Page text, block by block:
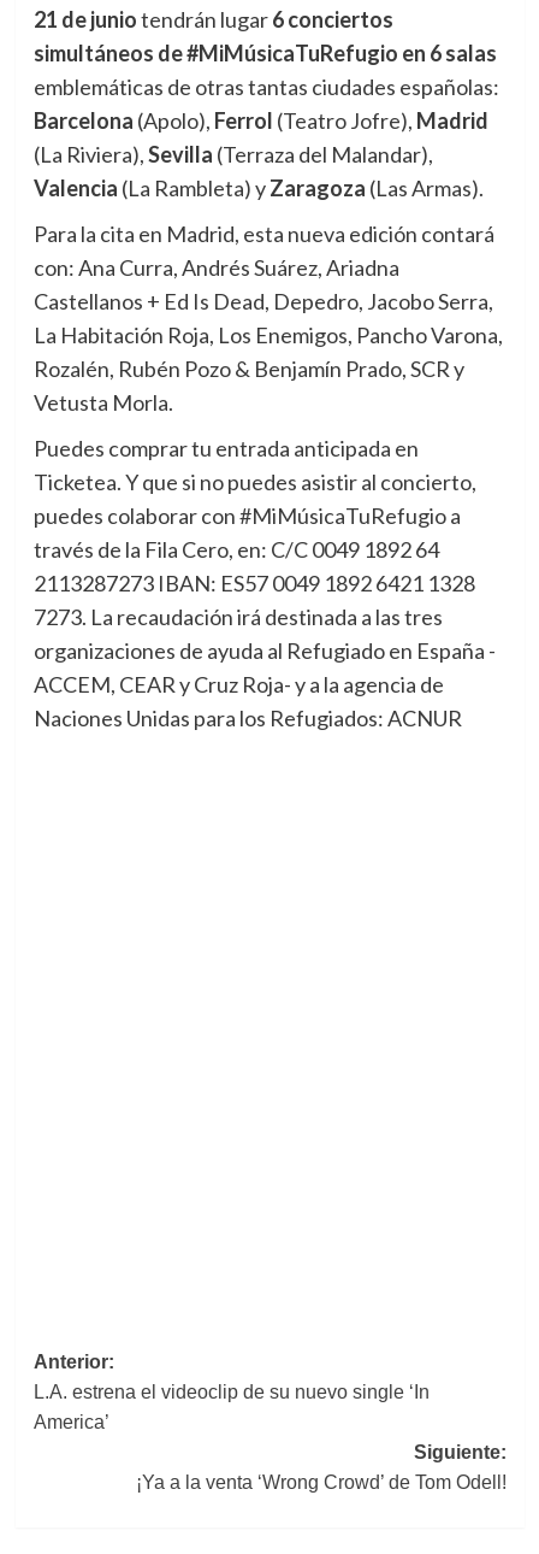
21 de juniotendrán lugar6 conciertos
simultáneos de #MiMúsicaTuRefugio en 6 salas
emblemáticas de otras tantas ciudades españolas:
Barcelona (Apolo), Ferrol (Teatro Jofre), Madrid
(La Riviera),Sevilla (Terraza del Malandar),
Valencia (La Rambleta) yZaragoza (Las Armas).
Para la cita en Madrid, esta nueva edición contará
con: Ana Curra, Andrés Suárez, Ariadna
Castellanos + Ed Is Dead, Depedro, Jacobo Serra,
La Habitación Roja, Los Enemigos, Pancho Varona,
Rozalén, Rubén Pozo & Benjamín Prado, SCR y
Vetusta Morla.
Puedes comprar tu entrada anticipada en
Ticketea. Y que si no puedes asistir al concierto,
puedes colaborar con #MiMúsicaTuRefugio a
través de la Fila Cero, en: C/C 0049 1892 64
2113287273 IBAN: ES57 0049 1892 6421 1328
7273. La recaudación irá destinada a las tres
organizaciones de ayuda al Refugiado en España -
ACCEM, CEAR y Cruz Roja- y a la agencia de
Naciones Unidas para los Refugiados: ACNUR
Navegación
de
Anterior:
L.A. estrena el videoclip de su nuevo single ‘In
America’
Siguiente:
¡Ya a la venta ‘Wrong Crowd’ de Tom Odell!